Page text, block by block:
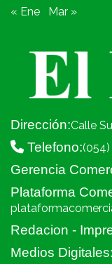
« Ene Mar »
Dirección:Calle
Telefono:(054)
Gerencia
Plataforma
Redacion -
Medios Digitales: